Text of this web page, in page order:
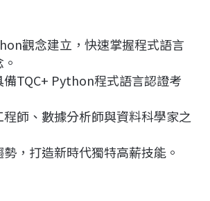
觀念建立，快速掌握程式語言
TQC+ Python程式語言認證考
師、數據分析師與資料科學家之
，打造新時代獨特高薪技能。